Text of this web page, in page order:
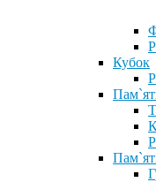
Кубок